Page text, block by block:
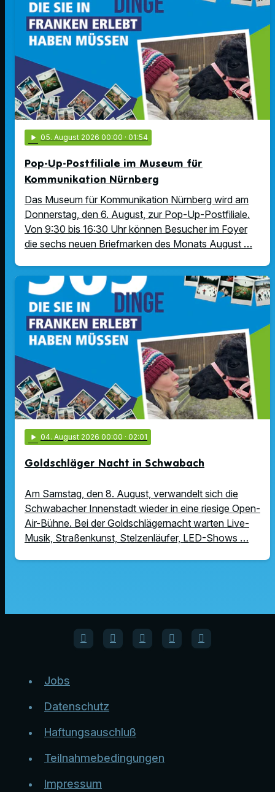
play_arrow 05. August 2026 00:00 · 01:54
Pop-Up-Postfiliale im Museum für
Kommunikation Nürnberg
Das Museum für Kommunikation Nürnberg wird am
Donnerstag, den 6. August, zur Pop-Up-Postfiliale.
Von 9:30 bis 16:30 Uhr können Besucher im Foyer
die sechs neuen Briefmarken des Monats August …
play_arrow 04. August 2026 00:00 · 02:01
Goldschläger Nacht in Schwabach
Am Samstag, den 8. August, verwandelt sich die
Schwabacher Innenstadt wieder in eine riesige Open-
Air-Bühne. Bei der Goldschlägernacht warten Live-
Musik, Straßenkunst, Stelzenläufer, LED-Shows …
Jobs
Datenschutz
Haftungsauschluß
Teilnahmebedingungen
Impressum